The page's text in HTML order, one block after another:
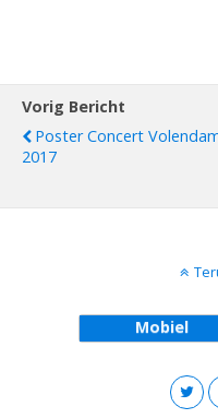
Vorig Bericht
Poster Concert
2017
Mobiel